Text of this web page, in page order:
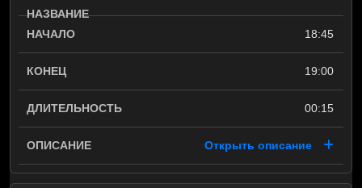
18:45
19:00
00:15
Открыть описание